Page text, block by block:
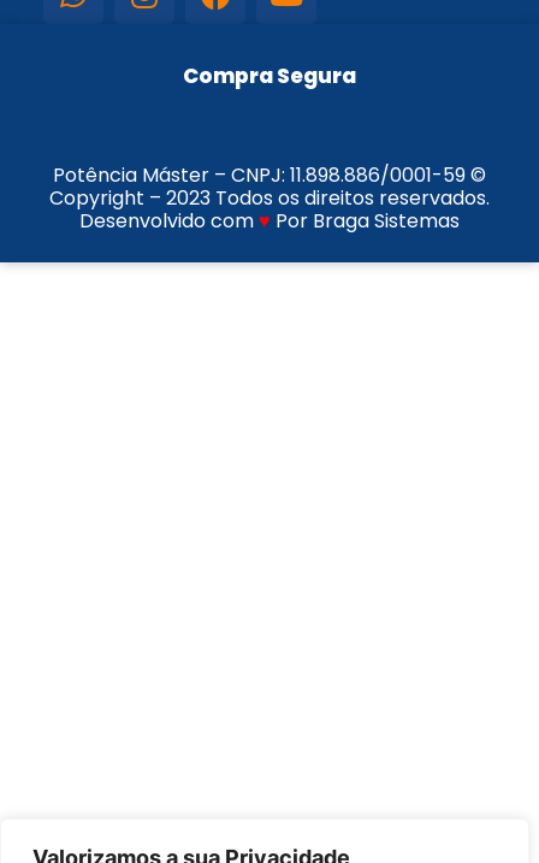
Valorizamos a sua Privacidade
Compra Segura
Potência Máster – CNPJ: 11.898.886/0001-59©
Copyright – 2023 Todos os direitos reservados.
Desenvolvido com♥ Por Braga Sistemas